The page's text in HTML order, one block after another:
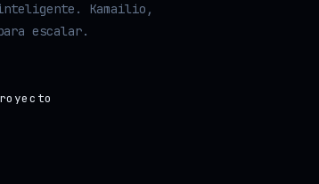
Kamailio,
escalar.